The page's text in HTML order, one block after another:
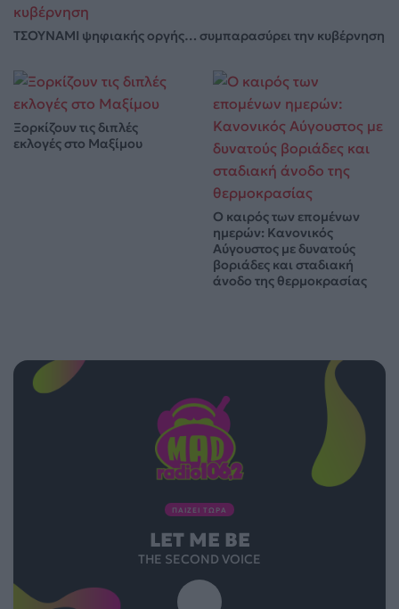
ΤΣΟΥΝΑΜΙ ψηφιακής οργής… συμπαρασύρει την κυβέρνηση
Ξορκίζουν τις διπλές
εκλογές στο Μαξίμου
Ο καιρός των επομένων
ημερών: Κανονικός
Αύγουστος με δυνατούς
βοριάδες και σταδιακή
άνοδο της θερμοκρασίας
ΠΑΙΖΕΙ ΤΩΡΑ
LET ME BE
THE SECOND VOICE